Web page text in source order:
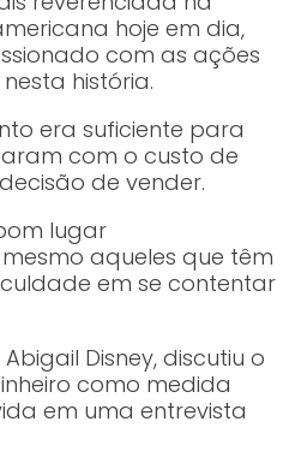
hoje em dia,
com as ações
história.
era suficiente para
com o custo de
de vender.
lugar
aqueles que têm
em se contentar
Disney, discutiu o
como medida
em uma entrevista